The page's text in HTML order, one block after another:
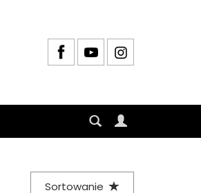
Sortowanie